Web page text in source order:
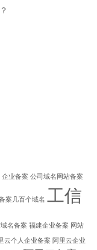
企业备案 公司域名网站备案
案几百个域名 工信
名备案 福建企业备案 网站
云个人企业备案 阿里云企业